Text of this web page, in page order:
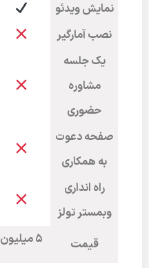
نمایش ویدئو
نصب آمارگیر
یک جلسه
مشاوره
حضوری
صفحه دعوت
به همکاری
راه انداری
وبمستر تولز
قیمت
5 میلیون